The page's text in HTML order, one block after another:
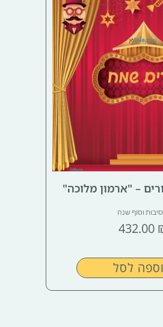
– "ארמון מלוכה"
וסוף שנה
432.00
לסל